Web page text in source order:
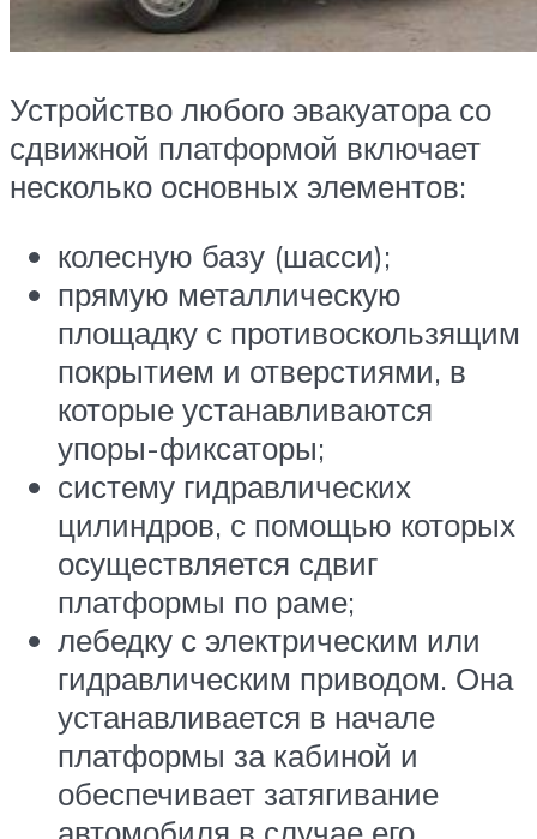
Устройство любого эвакуатора со
сдвижной платформой включает
несколько основных элементов:
колесную базу (шасси);
прямую металлическую
площадку с противоскользящим
покрытием и отверстиями, в
которые устанавливаются
упоры-фиксаторы;
систему гидравлических
цилиндров, с помощью которых
осуществляется сдвиг
платформы по раме;
лебедку с электрическим или
гидравлическим приводом. Она
устанавливается в начале
платформы за кабиной и
обеспечивает затягивание